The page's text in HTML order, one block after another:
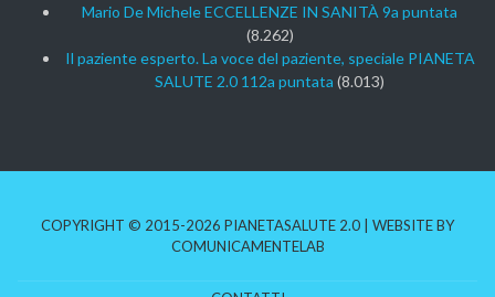
Mario De Michele ECCELLENZE IN SANITÀ 9a puntata
(8.262)
Il paziente esperto. La voce del paziente, speciale PIANETA
SALUTE 2.0 112a puntata (8.013)
COPYRIGHT © 2015-2026 PIANETASALUTE 2.0 | WEBSITE BY
COMUNICAMENTELAB